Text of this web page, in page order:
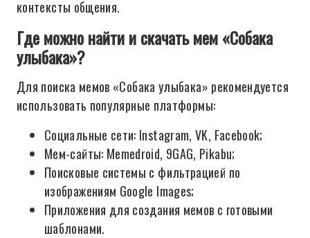
контексты общения.
Где можно найти и скачать мем «Собака
улыбака»?
Для поиска мемов «Собака улыбака» рекомендуется
использовать популярные платформы:
Социальные сети: Instagram, VK, Facebook;
Мем-сайты: Memedroid, 9GAG, Pikabu;
Поисковые системы с фильтрацией по
изображениям Google Images;
Приложения для создания мемов с готовыми
шаблонами.